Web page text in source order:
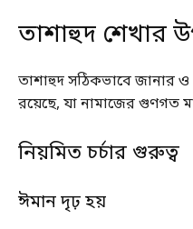
তাশাহুদ শেখার
তাশাহুদ সঠিকভাবে জানার
রয়েছে, যা নামাজের গুণগত
নিয়মিত চর্চার গুরুত্ব
ঈমান দৃঢ় হয়